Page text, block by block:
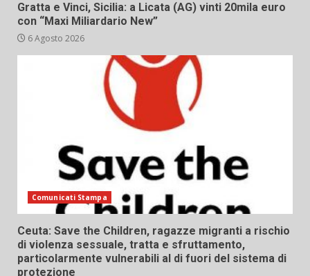
Gratta e Vinci, Sicilia: a Licata (AG) vinti 20mila euro
con “Maxi Miliardario New”
6 Agosto 2026
Comunicati Stampa
Ceuta: Save the Children, ragazze migranti a rischio
di violenza sessuale, tratta e sfruttamento,
particolarmente vulnerabili al di fuori del sistema di
protezione